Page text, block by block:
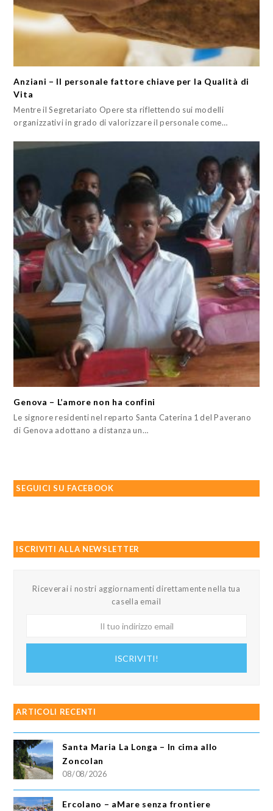
Anziani – Il personale fattore chiave per la Qualità di
Vita
Mentre il Segretariato Opere sta riflettendo sui modelli
organizzativi in grado di valorizzare il personale come…
Genova – L’amore non ha confini
Le signore residenti nel reparto Santa Caterina 1 del Paverano
di Genova adottano a distanza un…
SEGUICI SU FACEBOOK
ISCRIVITI ALLA NEWSLETTER
Riceverai i nostri aggiornamenti direttamente nella tua
casella email
ISCRIVITI!
ARTICOLI RECENTI
Santa Maria La Longa – In cima allo
Zoncolan
08/08/2026
Ercolano – aMare senza frontiere